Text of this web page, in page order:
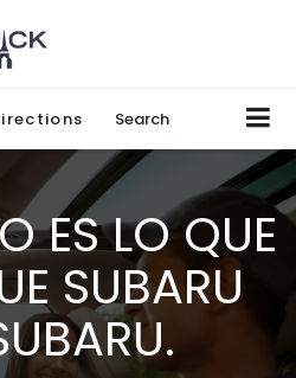
Search
ES LO QUE
SUBARU